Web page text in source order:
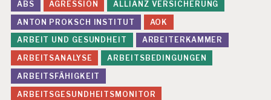
Ö
R
D
E
R
U
N
G
ABS
AGRESSION
ALLIANZ VERSICHERUNG
ANTON PROKSCH INSTITUT
AOK
ARBEIT UND GESUNDHEIT
ARBEITERKAMMER
ARBEITSANALYSE
ARBEITSBEDINGUNGEN
ARBEITSFÄHIGKEIT
ARBEITSGESUNDHEITSMONITOR